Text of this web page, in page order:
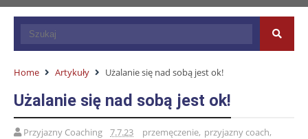
Home Artykuły Użalanie się nad sobą jest ok!
Użalanie się nad sobą jest ok!
Przyjazny Coaching 7.7.23 przemęczenie, przyjazny coach,